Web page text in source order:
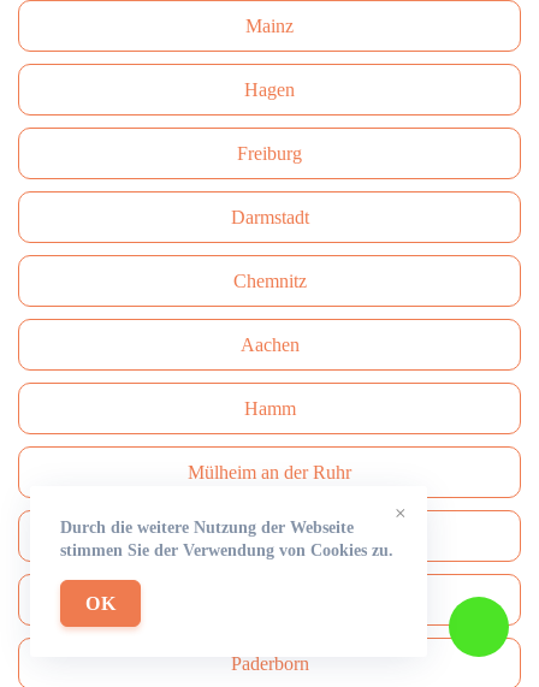
Mainz
Hagen
Freiburg
Darmstadt
Сhemnitz
Aachen
Hamm
Mülheim an der Ruhr
Mönchengladbach
Paderborn
×
Durch die weitere Nutzung der Webseite
stimmen Sie der Verwendung von Cookies zu.
OK